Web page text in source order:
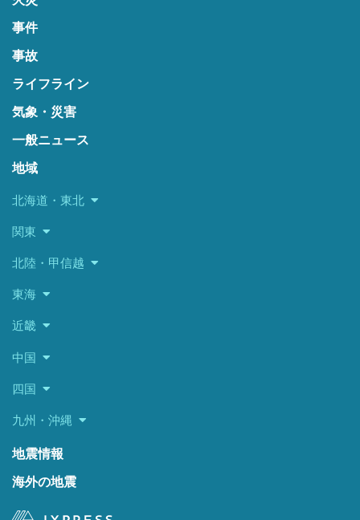
事件
事故
ライフライン
気象・災害
一般ニュース
地域
北海道・東北
関東
北陸・甲信越
東海
近畿
中国
四国
九州・沖縄
地震情報
海外の地震